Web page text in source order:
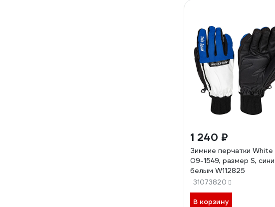
1 240 ₽
Зимние перчатки White
09-1549, размер S,
белым W112825
31073820
В корзину